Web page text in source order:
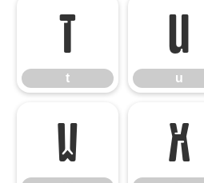
t
t
u
u
w x